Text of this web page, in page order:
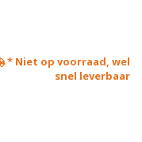
* Niet op voorraad, wel
snel leverbaar